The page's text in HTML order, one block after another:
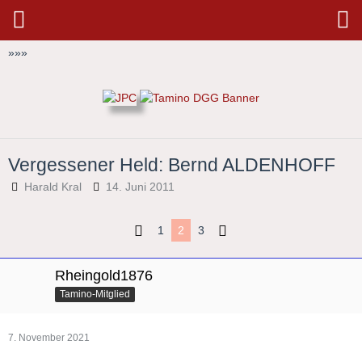
»»»
Vergessener Held: Bernd ALDENHOFF
Harald Kral 14. Juni 2011
1 2 3
Rheingold1876
Tamino-Mitglied
7. November 2021